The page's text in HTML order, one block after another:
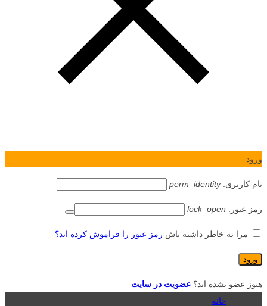
ورود
نام کاربری:perm_identity
رمز عبور: lock_open
مرا به خاطر داشته باش رمز عبور را فراموش کرده اید؟
هنوز عضو نشده اید؟ عضویت در سایت
خانه